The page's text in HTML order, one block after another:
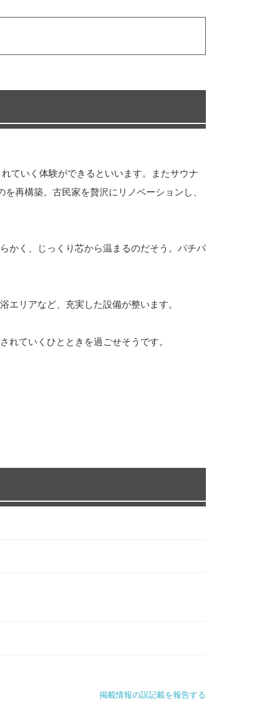
ていく体験ができるといいます。またサウナ
再構築。古民家を贅沢にリノベーションし、
かく、じっくり芯から温まるのだそう。パチパ
リアなど、充実した設備が整います。
ていくひとときを過ごせそうです。
掲載情報の誤記載を報告する